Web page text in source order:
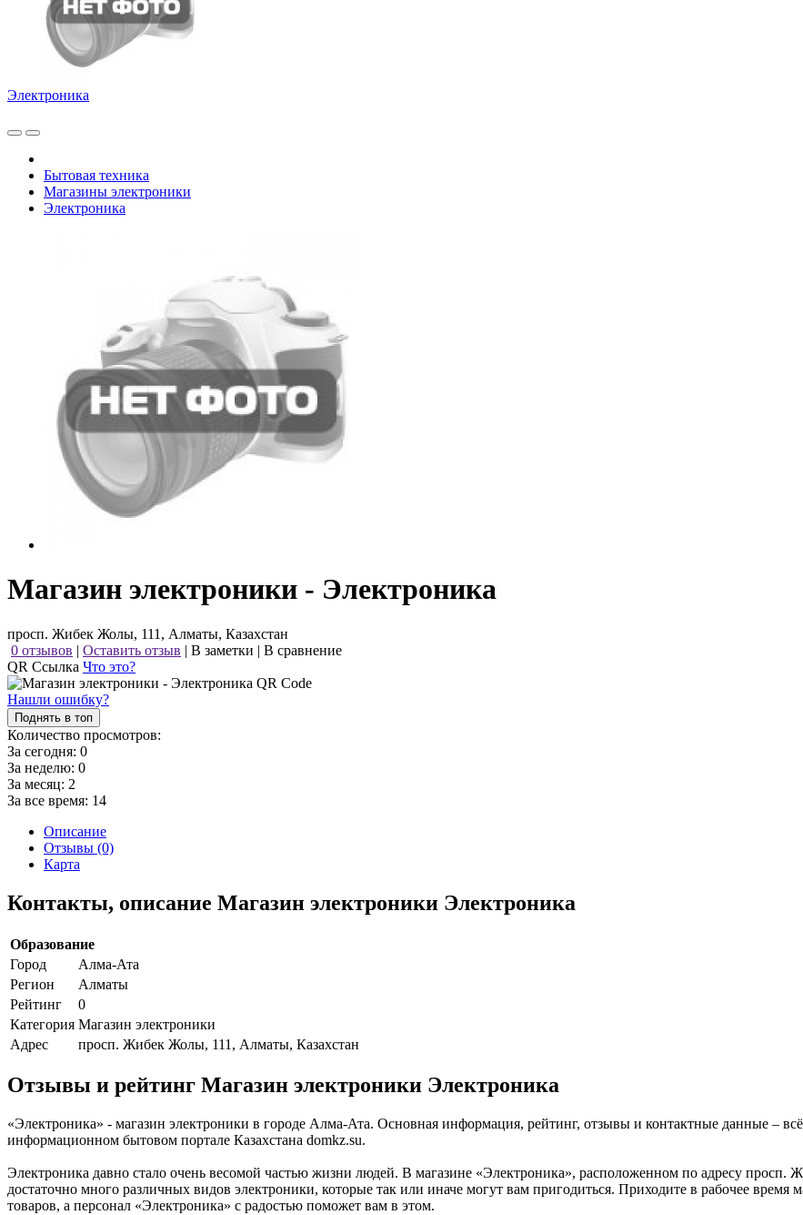
Электроника
Бытовая техника
Магазины электроники
Электроника
Магазин электроники - Электроника
просп. Жибек Жолы, 111, Алматы, Казахстан
0 отзывов | Оставить отзыв | В заметки | В сравнение
QR Ссылка Что это?
Нашли ошибку?
Поднять в топ
Количество просмотров:
За сегодня: 0
За неделю: 0
За месяц: 2
За все время: 14
Описание
Отзывы (0)
Карта
Контакты, описание Магазин электроники Электроника
Образование
Город
Алма-Ата
Регион
Алматы
Рейтинг
0
Категория Магазин электроники
Адрес
просп. Жибек Жолы, 111, Алматы, Казахстан
Отзывы и рейтинг Магазин электроники Электроника
«Электроника» - магазин электроники в городе Алма-Ата. Основная информация, рейтинг, отзывы и контактные данные –
информационном бытовом портале Казахстана domkz.su.
Электроника давно стало очень весомой частью жизни людей. В магазине «Электроника», расположенном по адресу
достаточно много различных видов электроники, которые так или иначе могут вам пригодиться. Приходите в рабочее
товаров, а персонал «Электроника» с радостью поможет вам в этом.